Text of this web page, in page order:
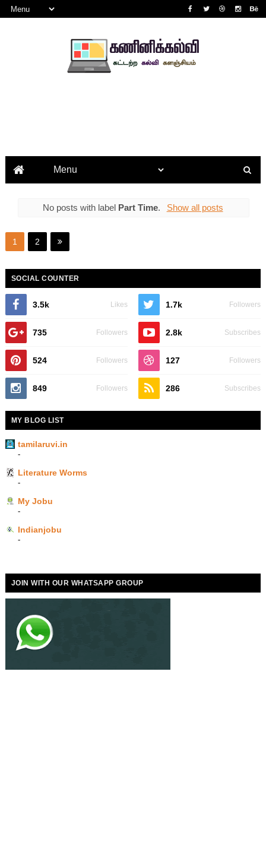
No posts with label Part Time. Show all posts
1 2
SOCIAL COUNTER
3.5k Likes 1.7k Followers
735 Followers 2.8k Subscribes
524 Followers 127 Followers
849 Followers 286 Subscribes
MY BLOG LIST
tamilaruvi.in
-
Literature Worms
-
My Jobu
-
Indianjobu
-
JOIN WITH OUR WHATSAPP GROUP